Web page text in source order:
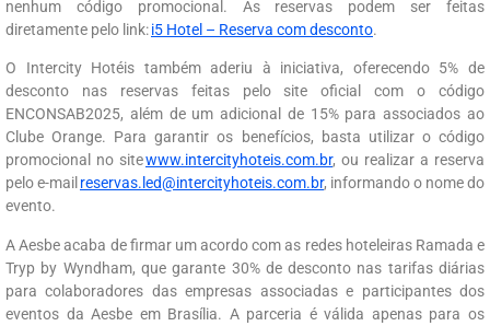
nenhum código promocional. As reservas podem ser feitas
diretamente pelo link:i5 Hotel – Reserva com desconto.
O Intercity Hotéis também aderiu à iniciativa, oferecendo 5% de
desconto nas reservas feitas pelo site oficial com o código
ENCONSAB2025, além de um adicional de 15% para associados ao
Clube Orange. Para garantir os benefícios, basta utilizar o código
promocional no sitewww.intercityhoteis.com.br, ou realizar a reserva
pelo e-mail reservas.led@intercityhoteis.com.br, informando o nome do
evento.
A Aesbe acaba de firmar um acordo com as redes hoteleiras Ramada e
Tryp by Wyndham, que garante 30% de desconto nas tarifas diárias
para colaboradores das empresas associadas e participantes dos
eventos da Aesbe em Brasília. A parceria é válida apenas para os